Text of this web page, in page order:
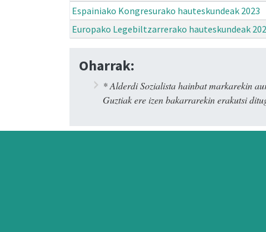
Espainiako Kongresurako hauteskundeak 2023
Europako Legebiltzarrerako hauteskundeak
Oharrak:
* Alderdi Sozialista hainbat markarekin
Guztiak ere izen bakarrarekin erakutsi